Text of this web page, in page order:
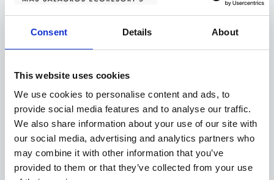
Consent Details About
This website uses cookies
We use cookies to personalise content and ads, to
provide social media features and to analyse our traffic.
We also share information about your use of our site with
our social media, advertising and analytics partners who
may combine it with other information that you’ve
provided to them or that they’ve collected from your use
SO Can Roda, Pansa Blanca, D.O. ALELLA
Primero